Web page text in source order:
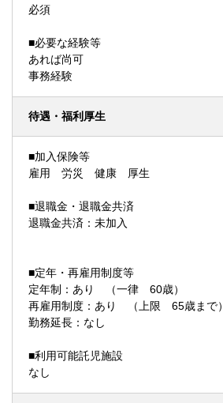
必須
■必要な経験等
あれば尚可
事務経験
待遇・福利厚生
■加入保険等
雇用 労災 健康 厚生
■退職金・退職金共済
退職金共済：未加入
■定年・再雇用制度等
定年制：あり （一律 60歳）
再雇用制度：あり （上限 65歳まで）
勤務延長：なし
■利用可能託児施設
なし